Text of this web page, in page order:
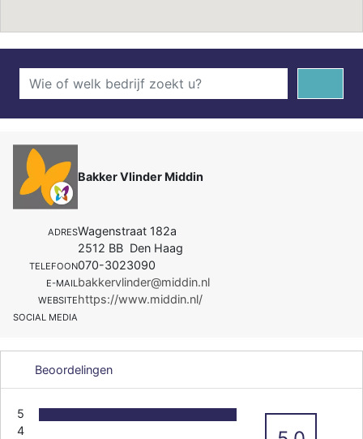
Bakker Vlinder Middin
ADRESWagenstraat 182a
2512 BB Den Haag
TELEFOON070-3023090
E-MAILbakkervlinder@middin.nl
WEBSITEhttps://www.middin.nl/
SOCIAL MEDIA
Beoordelingen
5
4